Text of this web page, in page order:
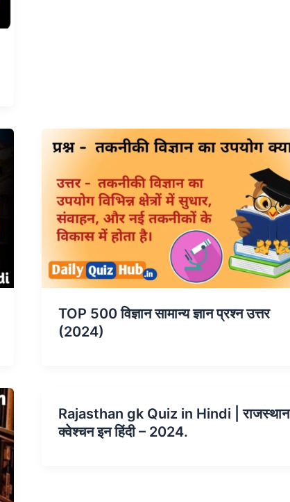
TOP 500 विज्ञान सामान्य ज्ञान प्रश्न उत्तर
(2024)
Rajasthan gk Quiz in Hindi | राजस्थान
क्वेश्चन इन हिंदी – 2024.